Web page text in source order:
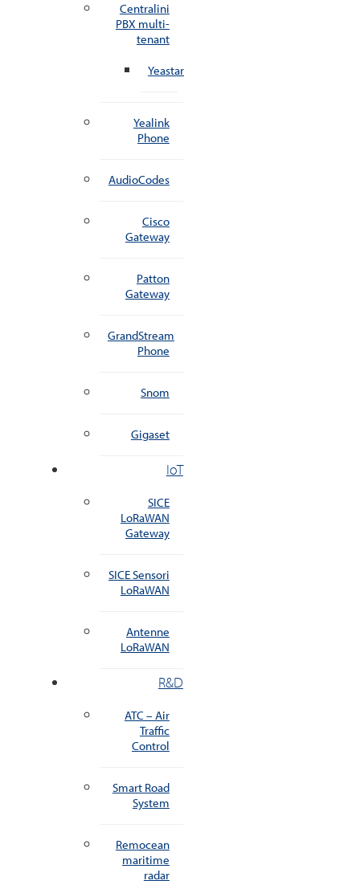
Centralini
PBX multi-
tenant
Yeastar
Yealink
Phone
AudioCodes
Cisco
Gateway
Patton
Gateway
GrandStream
Phone
Snom
Gigaset
IoT
SICE
LoRaWAN
Gateway
SICE Sensori
LoRaWAN
Antenne
LoRaWAN
R&D
ATC – Air
Traffic
Control
Smart Road
System
Remocean
maritime
radar